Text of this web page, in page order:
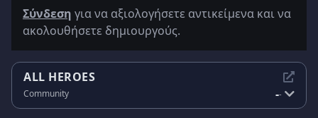
Σύνδεση για να αξιολογήσετε αντικείμενα και να
ακολουθήσετε δημιουργούς.
ALL HEROES
Community --